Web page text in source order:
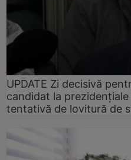
UPDATE Zi decisivă
candidat la
tentativă de lovitură de